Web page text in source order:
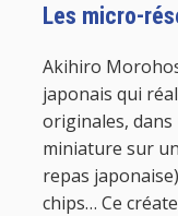
Les micro-
Akihiro
japonais qui
originales, dans
miniature sur
repas
chips… Ce